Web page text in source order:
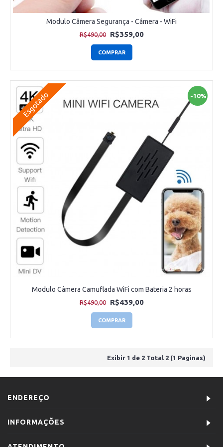
Modulo Câmera Segurança - Câmera - WiFi
R$490,00 R$359,00
COMPRAR
-10%
Esgotado
Modulo Câmera Camuflada WiFi com Bateria 2 horas
R$490,00 R$439,00
COMPRAR
Exibir 1 de 2 Total 2 (1 Paginas)
ENDEREÇO
INFORMAÇÕES